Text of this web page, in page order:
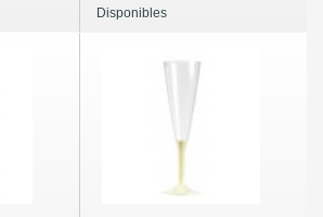
Disponibles